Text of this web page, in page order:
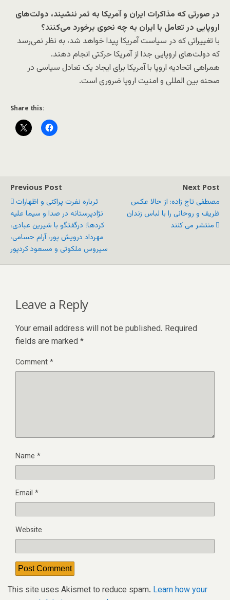
در صورتی که مذاکرات ایران و آمریکا به ثمر ننشیند، دولت‌های
اروپایی در تعامل با ایران به چه نحوی برخورد می‌کنند؟
با تغییراتی که در سیاست آمریکا پیدا خواهد شد، به نظر نمی‌رسد
که دولت‌های اروپایی جدا از آمریکا حرکتی انجام دهند.
همراهی اتحادیه اروپا با آمریکا برای ایجاد یک تعادل سیاسی در
صحنه بین المللی و امنیت اروپا ضروری است.
Share this:
Previous Post
ئرباره نفرت پراکنی و اظهارات
نژادپرستانه در صدا و سیما علیه
کردها؛ درگفتگو با شیرین عبادی،
مهرداد درویش پور، آرام حسامی،
سیروس ملکوتی و مسعود کردپور
Next Post
مصطفی تاج زاده: از حالا عکس
ظریف و روحانی را با لباس زندان
منتشر می کنند
Leave a Reply
Your email address will not be published. Required
fields are marked *
Comment*
Name *
Email *
Website
This site uses Akismet to reduce spam. Learn how your